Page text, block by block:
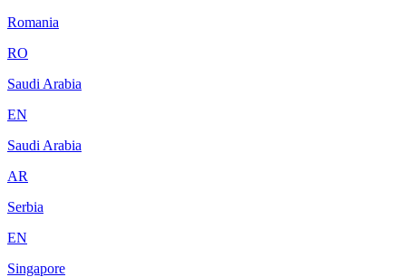
Romania
RO
Saudi Arabia
EN
Saudi Arabia
AR
Serbia
EN
Singapore